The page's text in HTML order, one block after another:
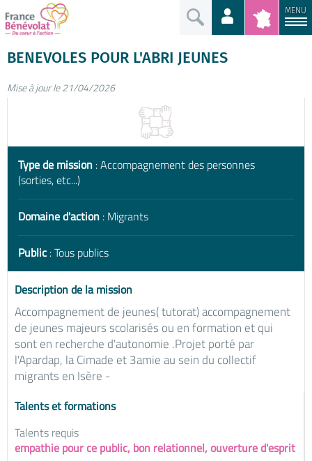
MENU
BENEVOLES POUR L'ABRI JEUNES
Mise à jour le 21/04/2026
Type de mission : Accompagnement des personnes
(sorties, etc...)
Domaine d'action : Migrants
Public : Tous publics
Description de la mission
Accompagnement de jeunes( tutorat) accompagnement
de jeunes majeurs scolarisés ou en formation et qui
sont en recherche d'autonomie .Projet porté par
l'Apardap, la Cimade et 3amie au sein du collectif
migrants en Isère -
Talents et formations
Talents requis
empathie pour ce public, bon relationnel, ouverture d'esprit